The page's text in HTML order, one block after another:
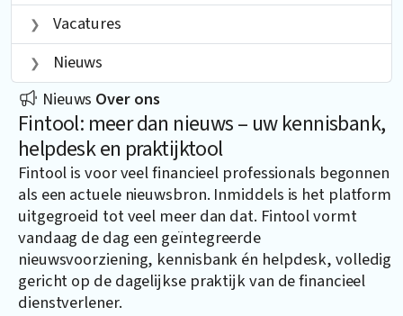
Vacatures
Nieuws
Nieuws Over ons
Fintool: meer dan nieuws – uw kennisbank,
helpdesk en praktijktool
Fintool is voor veel financieel professionals begonnen
als een actuele nieuwsbron. Inmiddels is het platform
uitgegroeid tot veel meer dan dat. Fintool vormt
vandaag de dag een geïntegreerde
nieuwsvoorziening, kennisbank én helpdesk, volledig
gericht op de dagelijkse praktijk van de financieel
dienstverlener.